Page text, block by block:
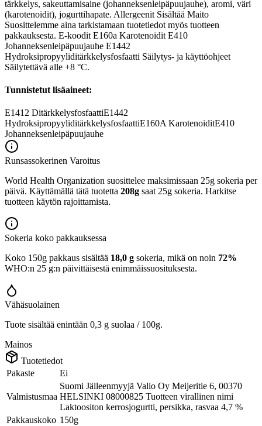
tärkkelys, sakeuttamisaine (johanneksenleipäpuujauhe), aromi, väri
(karotenoidit), jogurttihapate. Allergeenit Sisältää Maito
Suosittelemme aina tarkistamaan tuotetiedot myös tuotteen
pakkauksesta. E-koodit E160a Karotenoidit E410
Johanneksenleipäpuujauhe E1442
Hydroksipropyyliditärkkelysfosfaatti Säilytys- ja käyttöohjeet
Säilytettävä alle +8 °C.
Tunnistetut lisäaineet:
E1412 DitärkkelysfosfaattiE1442
HydroksipropyyliditärkkelysfosfaattiE160A KarotenoiditE410
Johanneksenleipäpuujauhe
Runsassokerinen Varoitus
World Health Organization suosittelee maksimissaan 25g sokeria per
päivä. Käyttämällä tätä tuotetta 208g saat 25g sokeria. Harkitse
tuotteen käytön rajoittamista.
Sokeria koko pakkauksessa
Koko 150g pakkaus sisältää 18,0 g sokeria, mikä on noin 72%
WHO:n 25 g:n päivittäisestä enimmäissuosituksesta.
Vähäsuolainen
Tuote sisältää enintään 0,3 g suolaa / 100g.
Mainos
Tuotetiedot
Pakaste
Ei
Valmistusmaa
Suomi Jälleenmyyjä Valio Oy Meijeritie 6, 00370
HELSINKI 08000825 Tuotteen virallinen nimi
Laktoositon kerrosjogurtti, persikka, rasvaa 4,7 %
Pakkauskoko 150g